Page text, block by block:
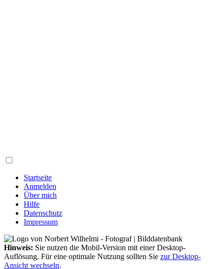
Startseite
Anmelden
Über mich
Hilfe
Datenschutz
Impressum
Hinweis: Sie nutzen die Mobil-Version mit einer Desktop-
Auflösung. Für eine optimale Nutzung sollten Sie zur Desktop-
Ansicht wechseln.